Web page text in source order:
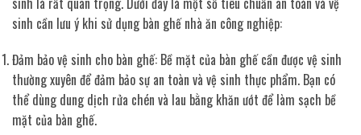
sinh cần lưu ý khi sử dụng bàn ghế nhà ăn công nghiệp:
Đảm bảo vệ sinh cho bàn ghế: Bề mặt của bàn ghế cần được vệ sinh
thường xuyên để đảm bảo sự an toàn và vệ sinh thực phẩm. Bạn có
thể dùng dung dịch rửa chén và lau bằng khăn ướt để làm sạch bề
mặt của bàn ghế.